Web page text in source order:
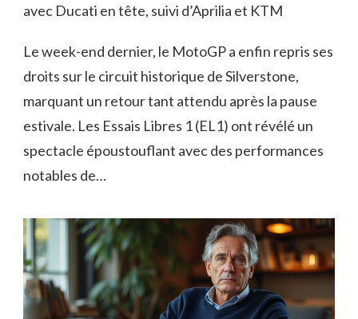
avec Ducati en tête, suivi d’Aprilia et KTM
Le week-end dernier, le MotoGP a enfin repris ses
droits sur le circuit historique de Silverstone,
marquant un retour tant attendu après la pause
estivale. Les Essais Libres 1 (EL1) ont révélé un
spectacle époustouflant avec des performances
notables de…